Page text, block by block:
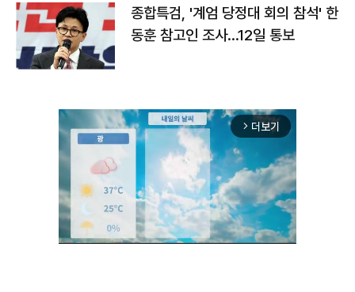
종합특검, '계엄 당정대 회의 참석' 한
동훈 참고인 조사...12일 통보
arrow_forward_ios 더보기